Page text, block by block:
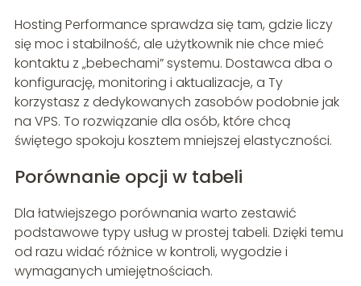
Hosting Performance sprawdza się tam, gdzie liczy
się moc i stabilność, ale użytkownik nie chce mieć
kontaktu z „bebechami” systemu. Dostawca dba o
konfigurację, monitoring i aktualizacje, a Ty
korzystasz z dedykowanych zasobów podobnie jak
na VPS. To rozwiązanie dla osób, które chcą
świętego spokoju kosztem mniejszej elastyczności.
Porównanie opcji w tabeli
Dla łatwiejszego porównania warto zestawić
podstawowe typy usług w prostej tabeli. Dzięki temu
od razu widać różnice w kontroli, wygodzie i
wymaganych umiejętnościach.